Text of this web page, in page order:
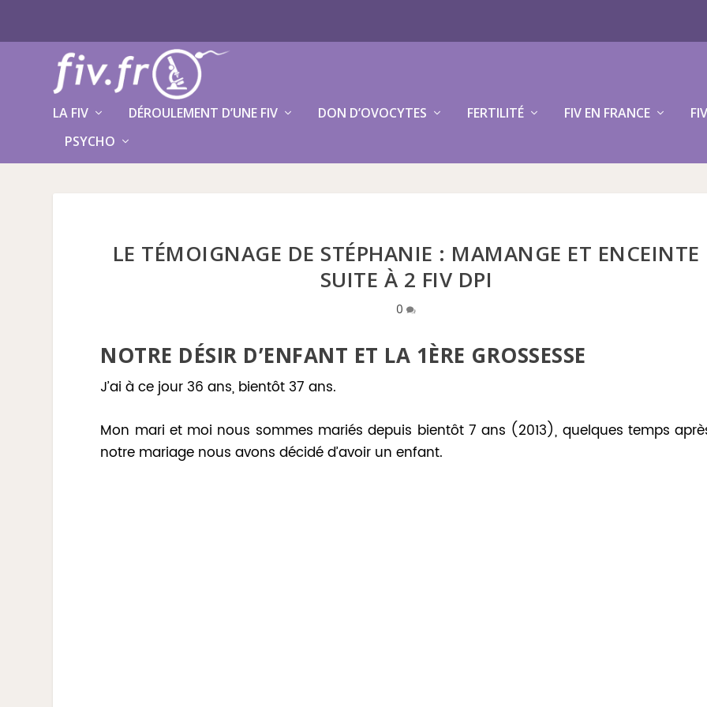
LA FIV DÉROULEMENT D’UNE FIV DON D’OVOCYTES FERTILITÉ FIV EN FRANCE
PSYCHO
LE TÉMOIGNAGE DE STÉPHANIE : MAMANGE ET ENCEINTE
SUITE À 2 FIV DPI
0
NOTRE DÉSIR D’ENFANT ET LA 1ÈRE GROSSESSE
J’ai à ce jour 36 ans, bientôt 37 ans.
Mon mari et moi nous sommes mariés depuis bientôt 7 ans (2013), quelques temps
notre mariage nous avons décidé d’avoir un enfant.